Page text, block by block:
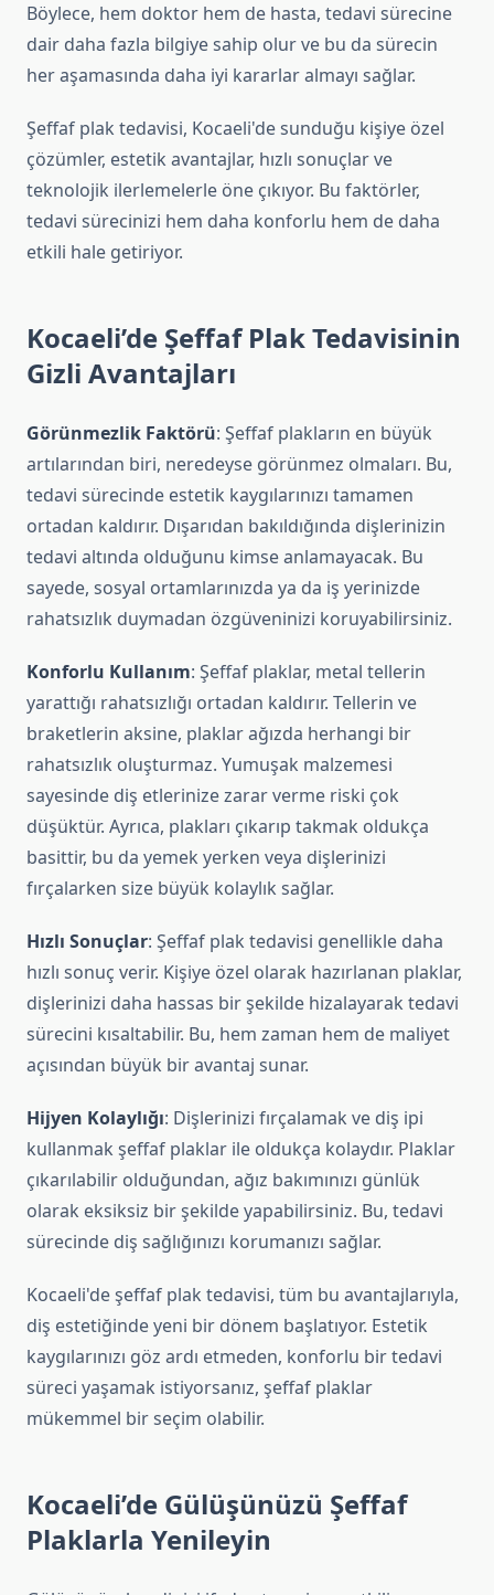
Böylece, hem doktor hem de hasta, tedavi sürecine
dair daha fazla bilgiye sahip olur ve bu da sürecin
her aşamasında daha iyi kararlar almayı sağlar.
Şeffaf plak tedavisi, Kocaeli'de sunduğu kişiye özel
çözümler, estetik avantajlar, hızlı sonuçlar ve
teknolojik ilerlemelerle öne çıkıyor. Bu faktörler,
tedavi sürecinizi hem daha konforlu hem de daha
etkili hale getiriyor.
Kocaeli’de Şeffaf Plak Tedavisinin
Gizli Avantajları
Görünmezlik Faktörü: Şeffaf plakların en büyük
artılarından biri, neredeyse görünmez olmaları. Bu,
tedavi sürecinde estetik kaygılarınızı tamamen
ortadan kaldırır. Dışarıdan bakıldığında dişlerinizin
tedavi altında olduğunu kimse anlamayacak. Bu
sayede, sosyal ortamlarınızda ya da iş yerinizde
rahatsızlık duymadan özgüveninizi koruyabilirsiniz.
Konforlu Kullanım: Şeffaf plaklar, metal tellerin
yarattığı rahatsızlığı ortadan kaldırır. Tellerin ve
braketlerin aksine, plaklar ağızda herhangi bir
rahatsızlık oluşturmaz. Yumuşak malzemesi
sayesinde diş etlerinize zarar verme riski çok
düşüktür. Ayrıca, plakları çıkarıp takmak oldukça
basittir, bu da yemek yerken veya dişlerinizi
fırçalarken size büyük kolaylık sağlar.
Hızlı Sonuçlar: Şeffaf plak tedavisi genellikle daha
hızlı sonuç verir. Kişiye özel olarak hazırlanan plaklar,
dişlerinizi daha hassas bir şekilde hizalayarak tedavi
sürecini kısaltabilir. Bu, hem zaman hem de maliyet
açısından büyük bir avantaj sunar.
Hijyen Kolaylığı: Dişlerinizi fırçalamak ve diş ipi
kullanmak şeffaf plaklar ile oldukça kolaydır. Plaklar
çıkarılabilir olduğundan, ağız bakımınızı günlük
olarak eksiksiz bir şekilde yapabilirsiniz. Bu, tedavi
sürecinde diş sağlığınızı korumanızı sağlar.
Kocaeli'de şeffaf plak tedavisi, tüm bu avantajlarıyla,
diş estetiğinde yeni bir dönem başlatıyor. Estetik
kaygılarınızı göz ardı etmeden, konforlu bir tedavi
süreci yaşamak istiyorsanız, şeffaf plaklar
mükemmel bir seçim olabilir.
Kocaeli’de Gülüşünüzü Şeffaf
Plaklarla Yenileyin